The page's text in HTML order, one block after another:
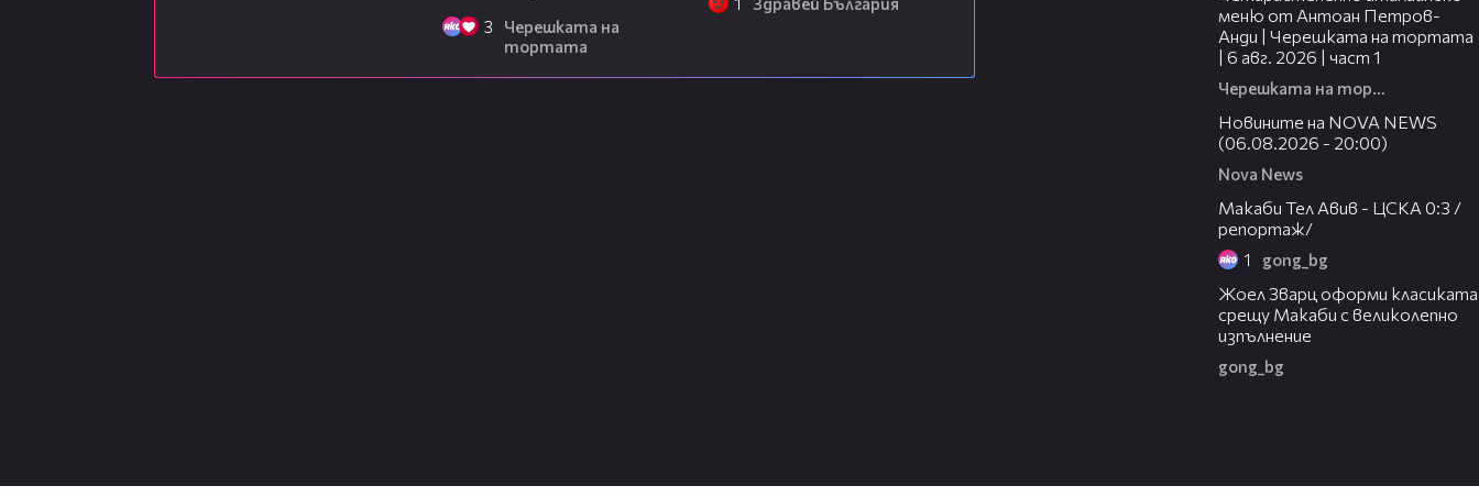
3
Черешката на
тортата
меню от Антоан Петров-
Анди | Черешката на тортата
| 6 авг. 2026 | част 1
Черешката на тортата
Новините на NOVA NEWS
(06.08.2026 - 20:00)
Nova News
Макаби Тел Авив - ЦСКА 0:3 /
репортаж/
1 gong_bg
Жоел Зварц оформи класиката
срещу Макаби с великолепно
изпълнение
gong_bg